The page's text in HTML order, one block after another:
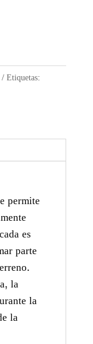
Etiquetas:
permite
es
parte
la
la
la